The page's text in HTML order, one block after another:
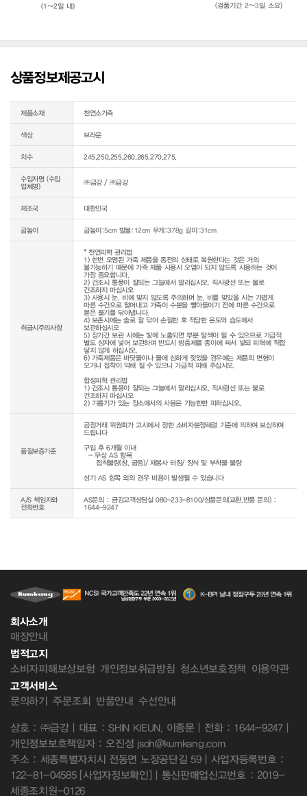
(1~2일 내)
(검품기간 2~3일 소요)
상품정보제공고시
제품소재 천연소가죽
색상 브라운
치수 245,250,255,260,265,270,275,
수입자명 (수입
업체명)
㈜금강 / ㈜금강
제조국 대한민국
굽높이 굽높이:5cm 발볼:12cm 무게:378g 길이:31cm
취급시주의사항
* 천연피혁 관리법
1) 한번 오염된 가죽 제품을 종전의 상태로 복원한다는 것은 거의
불가능하기 때문에 가죽 제품 사용시 오염이 되지 않도록 사용하는 것이
가장 중요합니다.
2) 건조시 통풍이 잘되는 그늘에서 말리십시오. 직사광선 또는 불로
건조하지 마십시오
3) 사용시 눈, 비에 맞지 않도록 주의하며 눈, 비를 맞았을 시는 가볍게
마른 수건으로 털어내고 가죽이 수분을 빨아들이기 전에 마른 수건으로
묻은 물기를 닦아냅니다.
4) 보존시에는 솔로 잘 닦아 손질한 후 적당한 온도와 습도에서
보관하십시오
5) 장기간 보관 시에는 빛에 노출되면 부분 탈색이 될 수 있으므로 가급적
별도 상자에 넣어 보관하며 반드시 방충제를 종이에 싸서 넣되 피혁에 직접
닿지 않게 하십시오.
6) 가죽제품은 바닷물이나 물에 심하게 젖었을 경우에는 제품의 변형이
오거나 접착이 약해 질 수 있으니 가급적 피해 주십시오.
합성피혁 관리법
1) 건조시 통풍이 잘되는 그늘에서 말리십시오. 직사광선 또는 불로
건조하지 마십시오
품질보증기준
공정거래 위원회가 고시에서 정한 소비자분쟁해결 기준에 의하여 보상하여
드립니다
구입 후 6개월 이내
  - 무상 AS 항목
상기 AS 항목 외의 경우 비용이 발생될 수 있습니다
A/S 책임자와
전화번호
AS문의 : 금강고객상담실 080-233-8100/상품문의(교환,반품 문의) :
1644-9247
회사소개
매장안내
법적고지
소비자피해보상보험 개인정보취급방침 청소년보호정책 이용약관
고객서비스
문의하기 주문조회 반품안내 수선안내
상호 : ㈜금강 | 대표 : SHIN KIEUN, 이종문 | 전화 : 1644-9247 |
개인정보보호책임자 : 오진성 jsoh@kumkang.com
주소 : 세종특별자치시 전동면 노장공단길 59 | 사업자등록번호 :
122-81-04585 [사업자정보확인] | 통신판매업신고번호 : 2019-
세종조치원-0126